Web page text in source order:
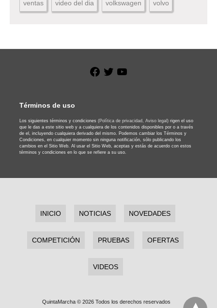
ventas video del dia volkswagen volvo
Facebook
Twitter
Términos de uso
Los siguientes términos y condiciones (Política de privacidad, Aviso legal) rigen el uso
que le das a este sitio web y a cualquiera de los contenidos disponibles por o a través
de el, incluyendo cualquiera derivado del mismo. Podemos cambiar los Términos y
Condiciones, en cualquier momento sin ninguna notificación, sólo publicando los
cambios en el Sitio Web. Al usar el Sitio Web, aceptas y estás de acuerdo con estos
términos y condiciones en lo que se refiere a su uso.
INICIO NOTICIAS NOVEDADES
COMPETICIÓN PRUEBAS OFERTAS
VIDEOS
QuintaMarcha © 2026 Todos los derechos reservados